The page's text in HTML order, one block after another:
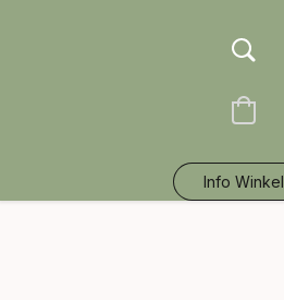
Info Winkel